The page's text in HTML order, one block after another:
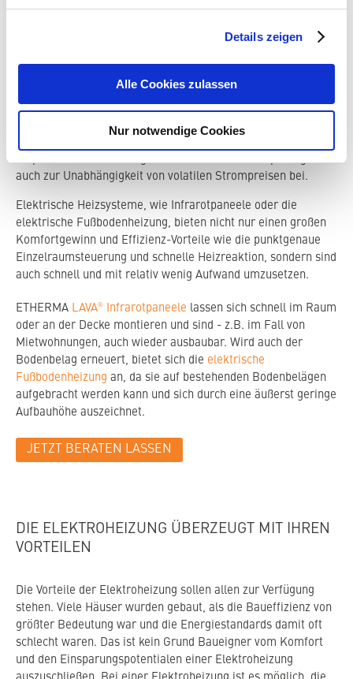
Details zeigen
Alle Cookies zulassen
Nur notwendige Cookies
umgehende Notwendigkeit werden. Hier bietet eine
thermischen Sanierung. Damit senkt man erstens den
Wärme- und damit Energiebedarf und die Kosten - und
erhöht zweitens die Wärmespeicherung. Zudem ist die
empfehlenswert und trägt sowohl zur Kosteneinsparung als
auch zur Unabhängigkeit von volatilen Strompreisen bei.
Elektrische Heizsysteme, wie Infrarotpaneele oder die
elektrische Fußbodenheizung, bieten nicht nur einen großen
Komfortgewinn und Effizienz-Vorteile wie die punktgenaue
Einzelraumsteuerung und schnelle Heizreaktion, sondern sind
auch schnell und mit relativ wenig Aufwand umzusetzen.
ETHERMA LAVA® Infrarotpaneele lassen sich schnell im Raum
oder an der Decke montieren und sind - z.B. im Fall von
Mietwohnungen, auch wieder ausbaubar. Wird auch der
Bodenbelag erneuert, bietet sich die elektrische
Fußbodenheizung an, da sie auf bestehenden Bodenbelägen
aufgebracht werden kann und sich durch eine äußerst geringe
Aufbauhöhe auszeichnet.
JETZT BERATEN LASSEN
DIE ELEKTROHEIZUNG ÜBERZEUGT MIT IHREN
VORTEILEN
Die Vorteile der Elektroheizung sollen allen zur Verfügung
stehen. Viele Häuser wurden gebaut, als die Baueffizienz von
größter Bedeutung war und die Energiestandards damit oft
schlecht waren. Das ist kein Grund Baueigner vom Komfort
und den Einsparungspotentialen einer Elektroheizung